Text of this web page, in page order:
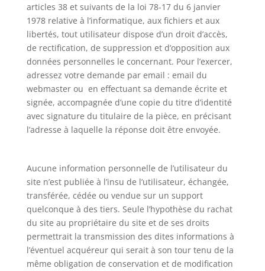
articles 38 et suivants de la loi 78-17 du 6 janvier
1978 relative à l’informatique, aux fichiers et aux
libertés, tout utilisateur dispose d’un droit d’accès,
de rectification, de suppression et d’opposition aux
données personnelles le concernant. Pour l’exercer,
adressez votre demande par email : email du
webmaster ou en effectuant sa demande écrite et
signée, accompagnée d’une copie du titre d’identité
avec signature du titulaire de la pièce, en précisant
l’adresse à laquelle la réponse doit être envoyée.
Aucune information personnelle de l’utilisateur du
site n’est publiée à l’insu de l’utilisateur, échangée,
transférée, cédée ou vendue sur un support
quelconque à des tiers. Seule l’hypothèse du rachat
du site au propriétaire du site et de ses droits
permettrait la transmission des dites informations à
l’éventuel acquéreur qui serait à son tour tenu de la
même obligation de conservation et de modification